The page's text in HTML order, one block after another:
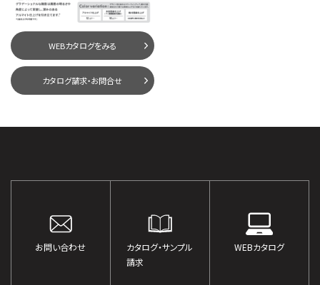
WEBカタログをみる
カタログ請求・お問合せ
お問い合わせ
カタログ・サンプル
請求
WEBカタログ